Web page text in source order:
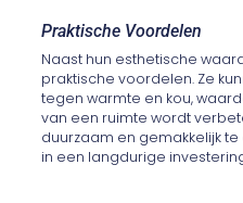
Praktische Voordelen
Naast hun esthetische
praktische voordelen. Ze
tegen warmte en kou,
van een ruimte wordt
duurzaam en gemakkelijk
in een langdurige